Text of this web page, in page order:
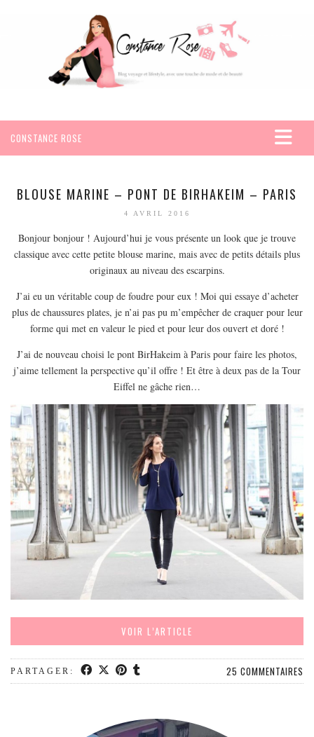
CONSTANCE ROSE
VOYAGES
SEYCHELLES
MEXIQUE
FRANCE
HONGRIE
ITALIE
PAYS BAS
RÉPUBLIQUE TCHÈQUE
OCÉANIE
AUSTRALIE
ARTICLES PRATIQUES
MON PROGRAMME DE YOGA EN LIGNE
DIVERSES BOX
BLOUSE MARINE – PONT DE BIRHAKEIM – PARIS
4 AVRIL 2016
Bonjour bonjour ! Aujourd’hui je vous présente un look que je trouve
classique avec cette petite blouse marine, mais avec de petits détails plus
originaux au niveau des escarpins.
J’ai eu un véritable coup de foudre pour eux ! Moi qui essaye d’acheter
plus de chaussures plates, je n’ai pas pu m’empêcher de craquer pour leur
forme qui met en valeur le pied et pour leur dos ouvert et doré !
J’ai de nouveau choisi le pont BirHakeim à Paris pour faire les photos,
j’aime tellement la perspective qu’il offre ! Et être à deux pas de la Tour
Eiffel ne gâche rien…
VOIR L’ARTICLE
PARTAGER: 25 COMMENTAIRES